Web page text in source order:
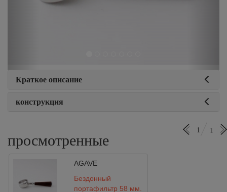
Краткое описание
конструкция
просмотренные
1 1
AGAVE
Бездонный
портафильтр 58 мм.